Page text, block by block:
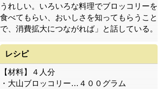
うれしい。いろいろな料理でブロッコリーを
食べてもらい、おいしさを知ってもらうこと
で、消費拡大につながれば」と話している。
レシピ
【材料】４人分
・大山ブロッコリー…４００グラム